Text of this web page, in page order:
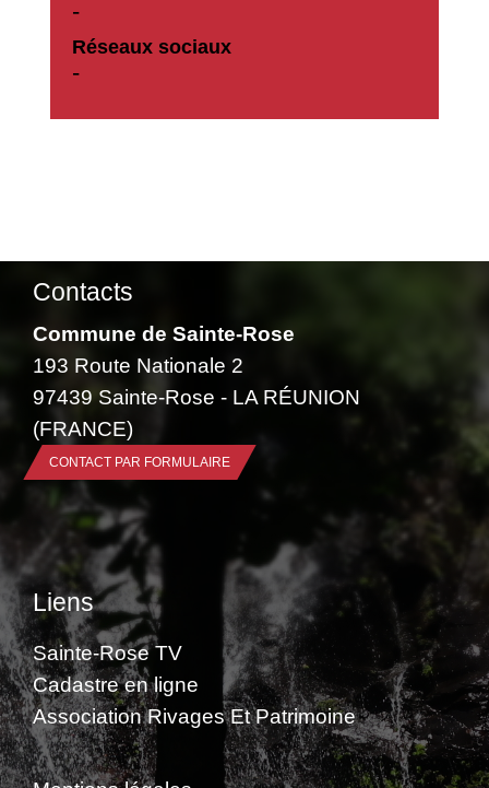
-
Réseaux sociaux
-
Contacts
Commune de Sainte-Rose
193 Route Nationale 2
97439 Sainte-Rose - LA RÉUNION
(FRANCE)
CONTACT PAR FORMULAIRE
Liens
Sainte-Rose TV
Cadastre en ligne
Association Rivages Et Patrimoine